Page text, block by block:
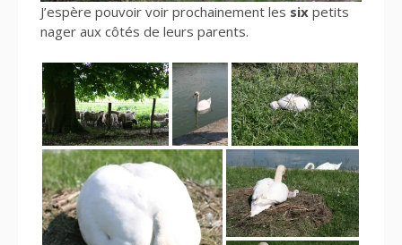
J’espère pouvoir voir prochainement les six petits
nager aux côtés de leurs parents.